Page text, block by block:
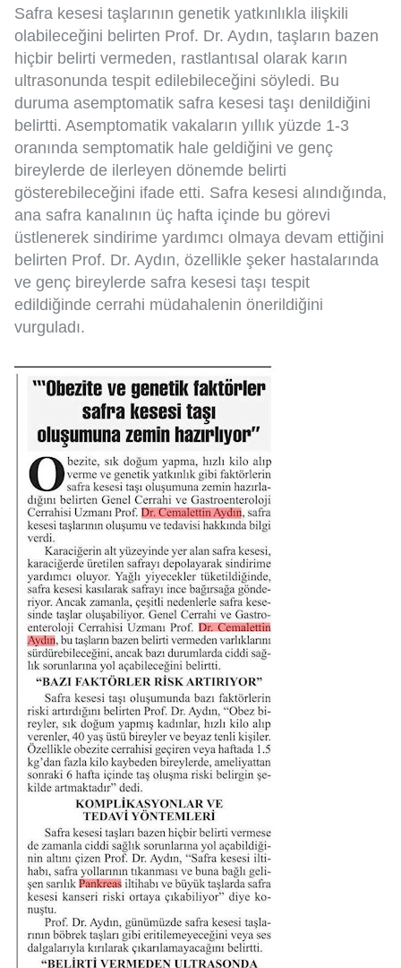
Safra kesesi taşlarının genetik yatkınlıkla ilişkili
olabileceğini belirten Prof. Dr. Aydın, taşların bazen
hiçbir belirti vermeden, rastlantısal olarak karın
ultrasonunda tespit edilebileceğini söyledi. Bu
duruma asemptomatik safra kesesi taşı denildiğini
belirtti. Asemptomatik vakaların yıllık yüzde 1-3
oranında semptomatik hale geldiğini ve genç
bireylerde de ilerleyen dönemde belirti
gösterebileceğini ifade etti. Safra kesesi alındığında,
ana safra kanalının üç hafta içinde bu görevi
üstlenerek sindirime yardımcı olmaya devam ettiğini
belirten Prof. Dr. Aydın, özellikle şeker hastalarında
ve genç bireylerde safra kesesi taşı tespit
edildiğinde cerrahi müdahalenin önerildiğini
vurguladı.